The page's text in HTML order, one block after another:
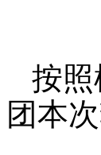
按照
团本